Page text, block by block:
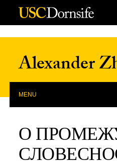
Skip to Content
Alexander
MENU
О